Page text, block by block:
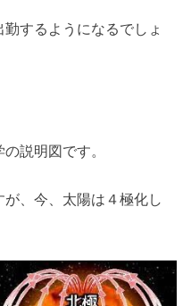
するようになるでしょ
説明図です。
、今、太陽は４極化し